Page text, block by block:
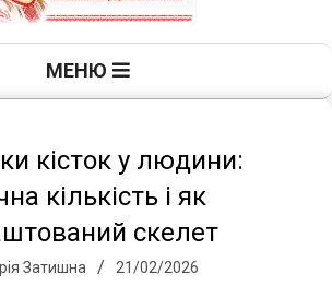
МЕНЮ
кісток у людини:
кількість і як
скелет
Затишна 21/02/2026